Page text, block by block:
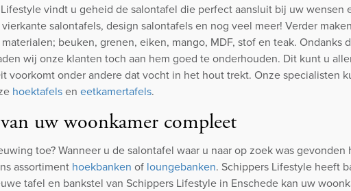
vindt u geheid de salontafel die perfect aansluit bij uw
salontafels, design salontafels en nog veel meer! Verder
beuken, grenen, eiken, mango, MDF, stof en teak. Ondanks
wij onze klanten toch aan hem goed te onderhouden. Dit kunt u
voorkomt onder andere dat vocht in het hout trekt. Onze specialisten
hoektafelsen eetkamertafels.
uw woonkamer compleet
toe? Wanneer u de salontafel waar u naar op zoek was
assortiment hoekbanken of loungebanken. Schippers Lifestyle heeft
tafel en bankstel van Schippers Lifestyle in Enschede kan uw